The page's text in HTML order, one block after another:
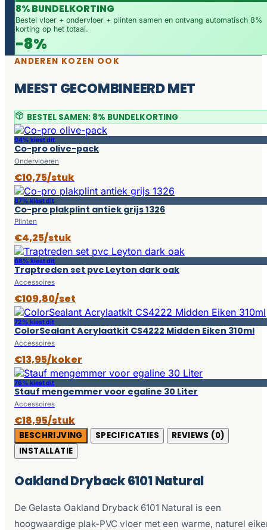
8% BUNDELKORTING
Bestel vloer + ondervloer + plinten samen en ontvang automatisch 8%
korting op het totaal.
-8%
ANDEREN KOZEN OOK
MEEST GECOMBINEERD MET
BESTEL SAMEN: 8% BUNDELKORTING
94% kiest dit
Co-pro olive-pack
Ondervloeren
€10,75/stuk
87% kiest dit
Co-pro plakplint antiek grijs 1326
Plinten
€4,25/stuk
68% kiest dit
Traptreden set pvc Leyton dark oak
Accessoires
€109,80/set
72% kiest dit
ColorSealant Acrylaatkit CS4222 Midden Eiken 310ml
Accessoires
€13,95/koker
76% kiest dit
Stauf mengemmer voor egaline 30 Liter
Accessoires
€18,95/stuk
BESCHRIJVING SPECIFICATIES
REVIEWS (0)
INSTALLATIE
Oakland Dryback 6101 Natural
De Gelasta Oakland Dryback 6101 Natural is een
hoogwaardige plak-PVC vloer met een warme, naturel